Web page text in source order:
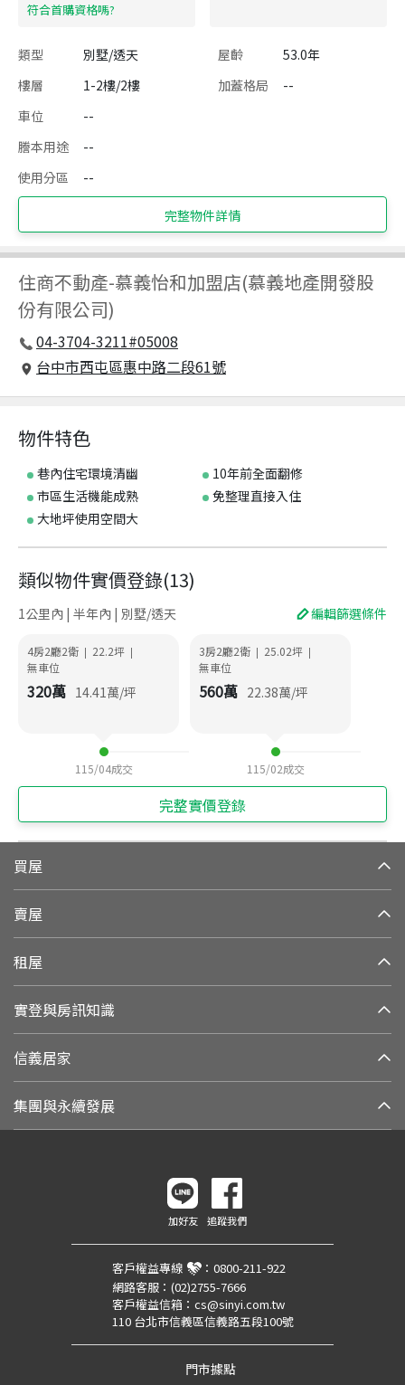
​符合首購資格嗎?
類型 別墅/透天 屋齡
53.0年
樓層
1-2樓/2樓 加蓋格局
--
車位
--
謄本用途
--
使用分區
--
完整物件詳情
住商不動產-慕義怡和加盟店(慕義地產開發股
份有限公司)
04-3704-3211#05008
台中市西屯區惠中路二段61號
物件特色
巷內住宅環境清幽
10年前全面翻修
市區生活機能成熟
免整理直接入住
大地坪使用空間大
類似物件實價登錄(13)
1公里內 | 半年內 | 別墅/透天 編輯篩選條件
4房2廳2衛 | 22.2坪 |
無車位
320萬 14.41萬/坪
115/04成交
3房2廳2衛 | 25.02坪 |
無車位
560萬 22.38萬/坪
115/02成交
完整實價登錄
買屋
賣屋
租屋
實登與房訊知識
信義居家
集團與永續發展
加好友 追蹤我們
客戶權益專線 ： 0800-211-922
網路客服： (02)2755-7666
客戶權益信箱： cs@sinyi.com.tw
110 台北市信義區信義路五段100號
門市據點